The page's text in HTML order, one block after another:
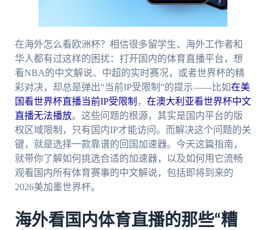
在海外怎么看欧洲杯？相信很多留学生、海外工作者和
华人都有过这样的困扰：打开国内的体育直播平台，想
看NBA的中文解说、中超的实时赛况，或者世界杯的精
彩对决，却总是弹出“当前IP受限制”的提示——比如在美
国看世界杯直播当前IP受限制 ， 在澳大利亚看世界杯中文
直播无法播放。这些问题的根源，其实是国内平台的版
权区域限制，只有国内IP才能访问。而解决这个问题的关
键，就是选择一款靠谱的回国加速器。今天这篇指南，
就带你了解如何挑选合适的加速器，以及如何用它流畅
观看国内所有体育赛事的中文解说，包括即将到来的
2026美加墨世界杯。
海外看国内体育直播的那些“糟